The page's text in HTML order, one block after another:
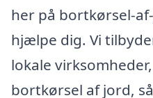
her på bortkørsel-
hjælpe dig. Vi
lokale
bortkørsel af jord,